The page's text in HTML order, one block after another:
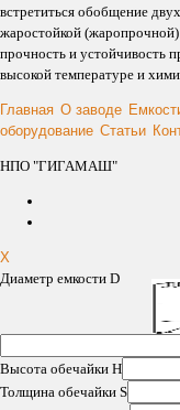
встретиться обобщение
жаростойкой
прочность и устойчивость
высокой температуре и
Главная О заводе
оборудование Статьи
НПО "ГИГАМАШ"
X
Диаметр емкости D
Высота обечайки H
Толщина обечайки S